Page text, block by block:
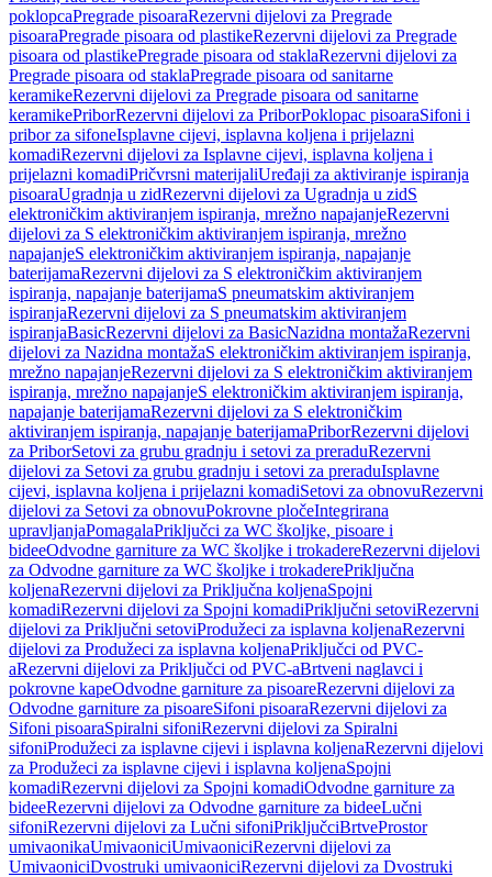
poklopcaPregrade pisoaraRezervni dijelovi za Pregrade
pisoaraPregrade pisoara od plastikeRezervni dijelovi za Pregrade
pisoara od plastikePregrade pisoara od staklaRezervni dijelovi za
Pregrade pisoara od staklaPregrade pisoara od sanitarne
keramikeRezervni dijelovi za Pregrade pisoara od sanitarne
keramikePriborRezervni dijelovi za PriborPoklopac pisoaraSifoni i
pribor za sifoneIsplavne cijevi, isplavna koljena i prijelazni
komadiRezervni dijelovi za Isplavne cijevi, isplavna koljena i
prijelazni komadiPričvrsni materijaliUređaji za aktiviranje ispiranja
pisoaraUgradnja u zidRezervni dijelovi za Ugradnja u zidS
elektroničkim aktiviranjem ispiranja, mrežno napajanjeRezervni
dijelovi za S elektroničkim aktiviranjem ispiranja, mrežno
napajanjeS elektroničkim aktiviranjem ispiranja, napajanje
baterijamaRezervni dijelovi za S elektroničkim aktiviranjem
ispiranja, napajanje baterijamaS pneumatskim aktiviranjem
ispiranjaRezervni dijelovi za S pneumatskim aktiviranjem
ispiranjaBasicRezervni dijelovi za BasicNazidna montažaRezervni
dijelovi za Nazidna montažaS elektroničkim aktiviranjem ispiranja,
mrežno napajanjeRezervni dijelovi za S elektroničkim aktiviranjem
ispiranja, mrežno napajanjeS elektroničkim aktiviranjem ispiranja,
napajanje baterijamaRezervni dijelovi za S elektroničkim
aktiviranjem ispiranja, napajanje baterijamaPriborRezervni dijelovi
za PriborSetovi za grubu gradnju i setovi za preraduRezervni
dijelovi za Setovi za grubu gradnju i setovi za preraduIsplavne
cijevi, isplavna koljena i prijelazni komadiSetovi za obnovuRezervni
dijelovi za Setovi za obnovuPokrovne pločeIntegrirana
upravljanjaPomagalaPriključci za WC školjke, pisoare i
bideeOdvodne garniture za WC školjke i trokadereRezervni dijelovi
za Odvodne garniture za WC školjke i trokaderePriključna
koljenaRezervni dijelovi za Priključna koljenaSpojni
komadiRezervni dijelovi za Spojni komadiPriključni setoviRezervni
dijelovi za Priključni setoviProdužeci za isplavna koljenaRezervni
dijelovi za Produžeci za isplavna koljenaPriključci od PVC-
aRezervni dijelovi za Priključci od PVC-aBrtveni naglavci i
pokrovne kapeOdvodne garniture za pisoareRezervni dijelovi za
Odvodne garniture za pisoareSifoni pisoaraRezervni dijelovi za
Sifoni pisoaraSpiralni sifoniRezervni dijelovi za Spiralni
sifoniProdužeci za isplavne cijevi i isplavna koljenaRezervni dijelovi
za Produžeci za isplavne cijevi i isplavna koljenaSpojni
komadiRezervni dijelovi za Spojni komadiOdvodne garniture za
bideeRezervni dijelovi za Odvodne garniture za bideeLučni
sifoniRezervni dijelovi za Lučni sifoniPriključciBrtveProstor
umivaonikaUmivaoniciUmivaoniciRezervni dijelovi za
UmivaoniciDvostruki umivaoniciRezervni dijelovi za Dvostruki